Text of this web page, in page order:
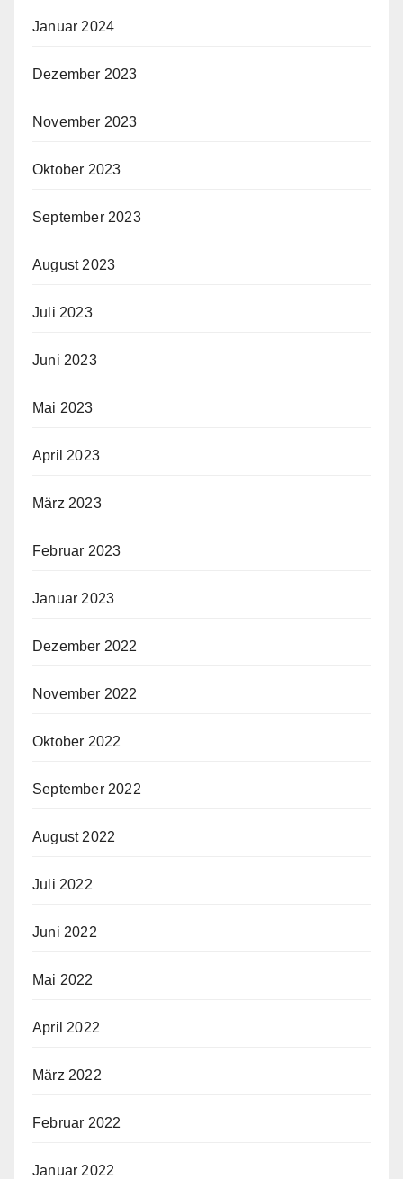
Januar 2024
Dezember 2023
November 2023
Oktober 2023
September 2023
August 2023
Juli 2023
Juni 2023
Mai 2023
April 2023
März 2023
Februar 2023
Januar 2023
Dezember 2022
November 2022
Oktober 2022
September 2022
August 2022
Juli 2022
Juni 2022
Mai 2022
April 2022
März 2022
Februar 2022
Januar 2022